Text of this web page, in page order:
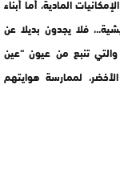
فلا يجدون بديلا عن
تنبع من عيون “عين
لممارسة هوايتهم